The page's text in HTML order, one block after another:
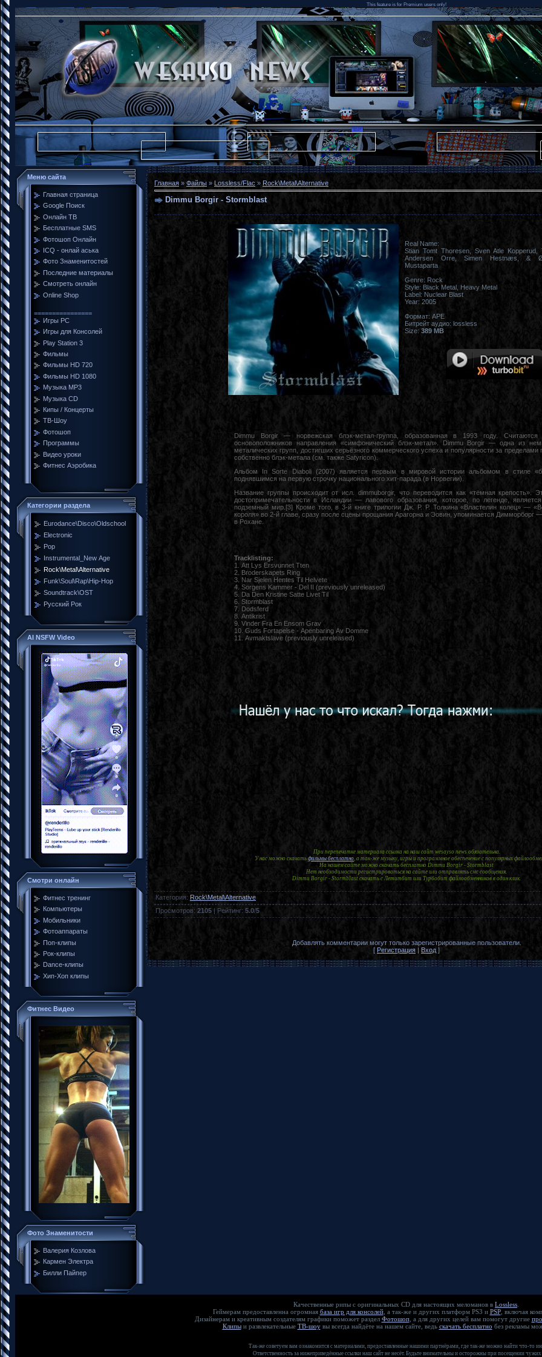
This feature is for Premium users only!
Меню сайта
Главная страница
Google Поиск
Онлайн ТВ
Бесплатные SMS
Фотошоп Онлайн
ICQ - онлай аська
Фото Знаменитостей
Последние материалы
Смотреть онлайн
Online Shop
================
Игры PC
Игры для Консолей
Play Station 3
Фильмы
Фильмы HD 720
Фильмы HD 1080
Музыка MP3
Музыка CD
Кипы / Концерты
ТВ-Шоу
Фотошоп
Программы
Видео уроки
Фитнес Аэробика
Категории раздела
Eurodance\Disco\Oldschool
Electronic
Pop
Instrumental_New Age
Rock\Metal\Alternative
Funk\Soul\Rap\Hip-Hop
Soundtrack\OST
Русский Рок
AI NSFW Video
Смотри онлайн
Фитнес тренинг
Компьютеры
Мобильники
Фотоаппараты
Поп-клипы
Рок-клипы
Dance-клипы
Хип-Хоп клипы
Фитнес Видео
Фото Знаменитости
Валерия Козлова
Кармен Электра
Билли Пайпер
Главная » Файлы » Lossless/Flac » Rock\Metal\Alternative
Dimmu Borgir - Stormblast
Real Name:
Stian Tomt Thoresen, Sven Atle Kopperud,
Andersen Orre, Simen Hestnæs, &
Mustaparta
Genre: Rock
Style: Black Metal, Heavy Metal
Label: Nuclear Blast
Year: 2005
Формат: APE
Битрейт аудио: lossless
Size: 389 MB
Dimmu Borgir — норвежская блэк-метал-группа, образованная в 1993 году.
основоположников направления «симфонический блэк-метал». Dimmu Borgir — одна из
металических групп, достигших серьёзного коммерческого успеха и популярности за пределами
собственно блэк-метала (см. также Satyricon).
Альбом In Sorte Diaboli (2007) является первым в мировой истории альбомом в стиле
поднявшимся на первую строчку национального хит-парада (в Норвегии).
Название группы происходит от исл. dimmuborgir, что переводится как «тёмная крепость».
достопримечательности в Исландии — лавового образования, которое, по легенде,
подземный мир.[3] Кроме того, в 3-й книге трилогии Дж. Р. Р. Толкина «Властелин колец» —
короля» во 2-й главе, сразу после сцены прощания Арагорна и Эовин, упоминается Димморборг
в Рохане.
Tracklisting:
1. Att Lys Ersvunnet Tten
2. Broderskapets Ring
3. Nar Sjelen Hentes Til Helvete
4. Sorgens Kammer - Del II (previously unreleased)
5. Da Den Kristine Satte Livet Til
6. Stormblast
7. Dodsferd
8. Antikrist
9. Vinder Fra En Ensom Grav
10. Guds Fortapelse - Apenbaring Av Domme
11. Avmaktslave (previously unreleased)
При перепечатке материала ссылка на наш сайт wesayso news обязательна.
У нас можно скачать фильмы бесплатно, а так-же музыку, игры и программное обеспечение с популярных
На нашем сайте можно скачать бесплатно Dimmu Borgir - Stormblast
Нет необходимости регистрироваться на сайте или отправлять смс сообщения.
Dimmu Borgir - Stormblast скачать с Летитбит или Турбобит файлообменников в один клик.
Категория: Rock\Metal\Alternative
Просмотров: 2105 | Рейтинг: 5.0/5
Добавлять комментарии могут только зарегистрированные пользователи.
[ Регистрация | Вход ]
Качественные рипы с оригинальных CD для настоящих меломанов в Lossless
Геймерам предоставленна огромная база игр для консолей , а так-же и других платформ PS3 и PSP, включая
Дизайнерам и креативным создателям графики поможет раздел Фотошоп , а для других целей вам помогут другие
Клипы
и развлекательные ТВ-шоу вы всегда найдёте на нашем сайте, ведь скачать бесплатно без рекламы
Так-же советуем вам ознакомится с материалами, предоставленные нашими партнёрами, где так-же можно найти что-то
Ответственность за нижеприведённые ссылки наш сайт не несёт. Будьте внимательны и осторожны при посещении чужих